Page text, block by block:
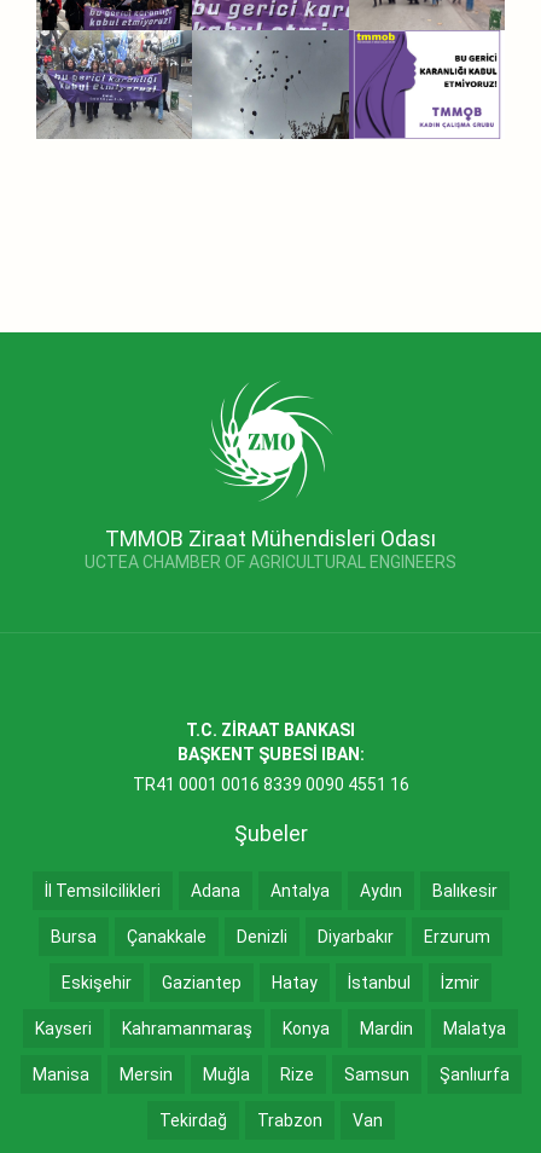
TMMOB Ziraat Mühendisleri Odası
UCTEA CHAMBER OF AGRICULTURAL ENGINEERS
T.C. ZİRAAT BANKASI
BAŞKENT ŞUBESİ IBAN:
TR41 0001 0016 8339 0090 4551 16
Şubeler
İl Temsilcilikleri Adana Antalya Aydın Balıkesir
Bursa Çanakkale Denizli Diyarbakır Erzurum
Eskişehir Gaziantep Hatay İstanbul İzmir
Kayseri Kahramanmaraş Konya Mardin Malatya
Manisa Mersin Muğla Rize Samsun Şanlıurfa
Tekirdağ Trabzon Van